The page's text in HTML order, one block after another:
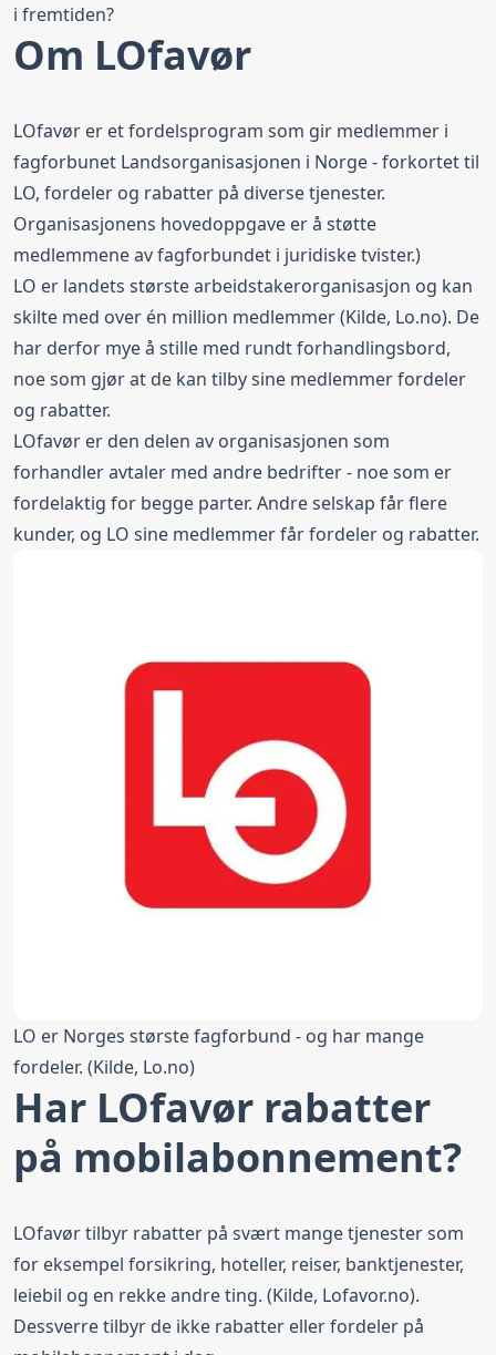
i fremtiden?
Om LOfavør
LOfavør er et fordelsprogram som gir medlemmer i
fagforbunet Landsorganisasjonen i Norge - forkortet til
LO, fordeler og rabatter på diverse tjenester.
Organisasjonens hovedoppgave er å støtte
medlemmene av fagforbundet i juridiske tvister.)
LO er landets største arbeidstakerorganisasjon og kan
skilte med over én million medlemmer (Kilde, Lo.no). De
har derfor mye å stille med rundt forhandlingsbord,
noe som gjør at de kan tilby sine medlemmer fordeler
og rabatter.
LOfavør er den delen av organisasjonen som
forhandler avtaler med andre bedrifter - noe som er
fordelaktig for begge parter. Andre selskap får flere
kunder, og LO sine medlemmer får fordeler og rabatter.
LO er Norges største fagforbund - og har mange
fordeler. (Kilde, Lo.no)
Har LOfavør rabatter
på mobilabonnement?
LOfavør tilbyr rabatter på svært mange tjenester som
for eksempel forsikring, hoteller, reiser, banktjenester,
leiebil og en rekke andre ting. (Kilde, Lofavor.no).
Dessverre tilbyr de ikke rabatter eller fordeler på